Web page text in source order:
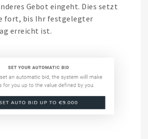
Gebot eingeht. Dies setzt
fort, bis Ihr festgelegter
erreicht ist.